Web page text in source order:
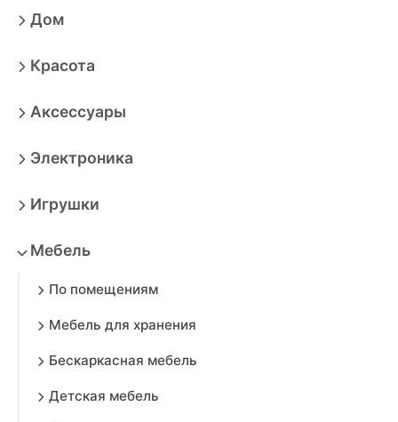
Дом
Красота
Аксессуары
Электроника
Игрушки
Мебель
По помещениям
Мебель для хранения
Бескаркасная мебель
Детская мебель